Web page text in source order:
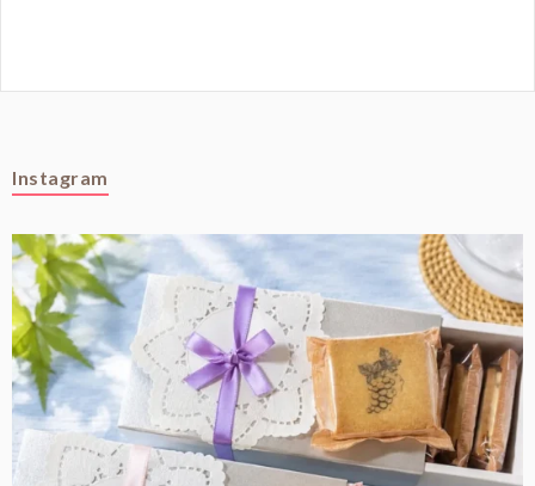
Instagram